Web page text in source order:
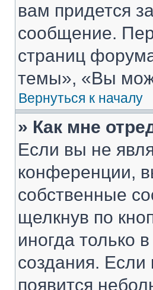
вам придется
сообщение.
страниц
темы», «Вы
Вернуться к началу
» Как мне
Если вы не
конференции,
собственные
щелкнув по
иногда только
создания. Если
появится